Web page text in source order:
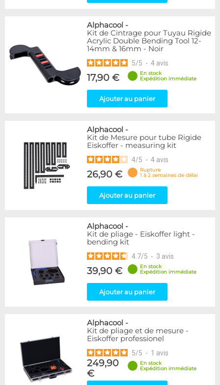
Alphacool -
Kit de Cintrage pour Tuyau Rigide
Acrylic Double Bending Tool 12-
14mm & 16mm - Noir
5/5 - 4 avis
17,90 €
En stock
Expédition immédiate
Ajouter au panier
Alphacool -
Kit de Mesure pour tube Rigide
Eiskoffer - measuring kit
4/5 - 4 avis
26,90 €
Rupture
1 à 2 semaines de délai
Ajouter au panier
Alphacool -
Kit de pliage - Eiskoffer light -
bending kit
4.7/5 - 3 avis
39,90 €
En stock
Expédition immédiate
Ajouter au panier
Alphacool -
Kit de pliage et de mesure -
Eiskoffer professionel
5/5 - 1 avis
249,90
€
En stock
Expédition immédiate